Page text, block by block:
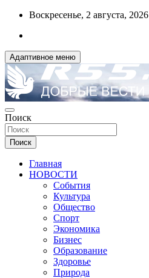
Перейти
содержимому
Воскресенье, 2 августа, 2026
Адаптивное меню
R55.RU
ДОБРЫЕ ВЕСТИ ИЗ ОМСКА
Поиск
Поиск
Главная
НОВОСТИ
События
Культура
Общество
Спорт
Экономика
Бизнес
Образование
Здоровье
Природа